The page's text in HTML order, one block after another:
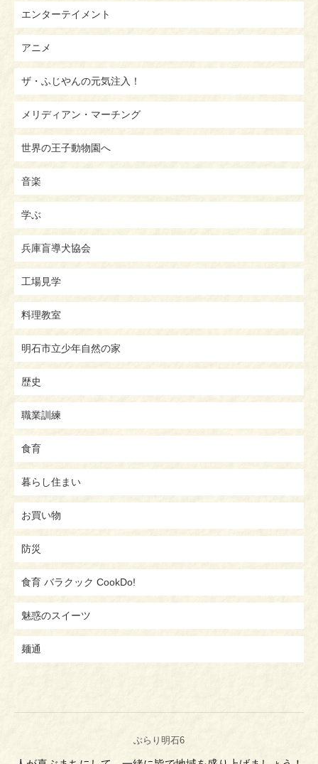
エンターテイメント
アニメ
ザ・ふじやんの元気注入！
メリディアン・マーチング
世界の王子動物園へ
音楽
学ぶ
兵庫盲導犬協会
工場見学
料理教室
明石市立少年自然の家
歴史
職業訓練
食育
暮らし住まい
お買い物
防災
食育 バラクック CookDo!
魅惑のスイーツ
麺通
ぶらり明石6